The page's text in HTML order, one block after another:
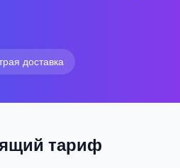
доставка
тариф